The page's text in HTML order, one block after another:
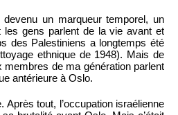
un marqueur temporel, un
les gens parlent de la vie avant et
des Palestiniens a longtemps été
ethnique de 1948). Mais de
membres de ma génération parlent
antérieure à Oslo.
Après tout, l’occupation israélienne